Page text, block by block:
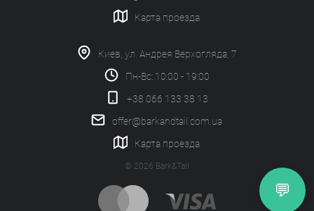
Карта проезда
Киев, ул. Андрея Верхогляда, 7
Пн-Вс: 10:00 - 19:00
+38 066 133 38 13
offer@barkandtail.com.ua
Карта проезда
© 2026 Bark&Tail
💬